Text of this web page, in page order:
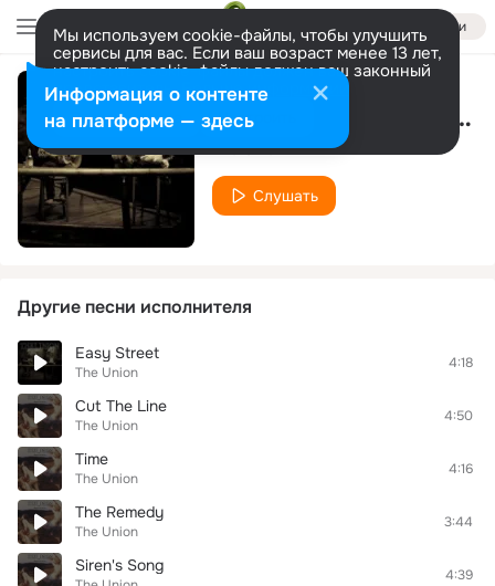
Войти
Мы используем cookie-файлы, чтобы улучшить
сервисы для вас. Если ваш возраст менее 13 лет,
настроить cookie-файлы должен ваш законный
представитель. Больше информации
Разрешить все Настроить Come Rain Come Shine
The Union
Слушать
Другие песни исполнителя
Easy Street
The Union
4:18
Cut The Line
The Union
4:50
Time
The Union
4:16
The Remedy
The Union
3:44
Siren's Song 4:39
Информация о контенте
на платформе — здесь